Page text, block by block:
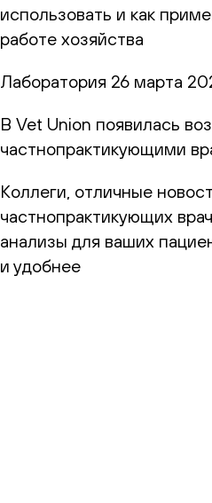
использовать и как
работе хозяйства
Лаборатория 26 марта
В Vet Union появилась
частнопрактикующими
Коллеги, отличные
частнопрактикующих
анализы для ваших
и удобнее